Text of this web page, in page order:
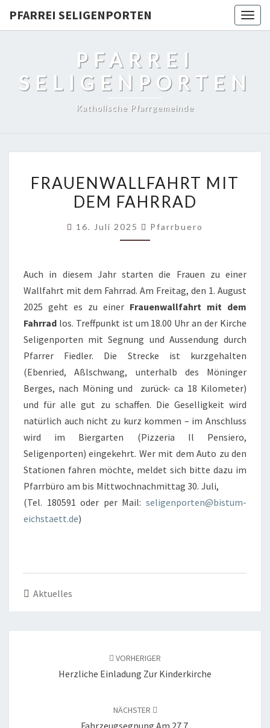
PFARREI SELIGENPORTEN
PFARREI
SELIGENPORTEN
Katholische Pfarrgemeinde
MIT
DEM
FRAUENWALLFAHRT MIT
DEM FAHRRAD
16. Juli 2025 Pfarrbuero
Auch in diesem Jahr starten die Frauen zu einer
Wallfahrt mit dem Fahrrad. Am Freitag, den 1. August
2025 geht es zu einer Frauenwallfahrt mit dem
Fahrrad los. Treffpunkt ist um 18.00 Uhr an der Kirche
Seligenporten mit Segnung und Aussendung durch
Pfarrer Fiedler. Die Strecke ist kurzgehalten
(Ebenried, Aßlschwang, unterhalb des Möninger
Berges, nach Möning und zurück- ca 18 Kilometer)
und für alle gut zu schaffen. Die Geselligkeit wird
natürlich auch nicht zu kurz kommen – im Anschluss
wird im Biergarten (Pizzeria Il Pensiero,
Seligenporten) eingekehrt. Wer mit dem Auto zu den
Stationen fahren möchte, meldet sich bitte dazu im
Pfarrbüro am bis Mittwochnachmittag 30. Juli,
(Tel. 180591 oder per Mail: seligenporten@bistum-
eichstaett.de)
Aktuelles
VORHERIGER
Herzliche Einladung Zur Kinderkirche
NÄCHSTER
Fahrzeugsegnung Am 27.7.